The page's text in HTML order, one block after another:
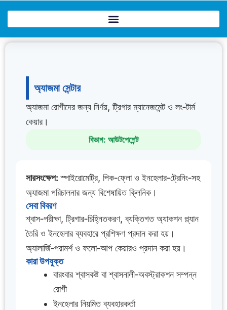
অ্যাজমা সেন্টার
অ্যাজমা রোগীদের জন্য নির্ণয়, ট্রিগার ম্যানেজমেন্ট ও লং‑টার্ম
কেয়ার।
বিভাগ: আউটপেশেন্ট
সারসংক্ষেপ: স্পাইরোমেট্রি, পিক‑ফ্লো ও ইনহেলার‑ট্রেনিং‑সহ
অ্যাজমা পরিচালনার জন্য বিশেষায়িত ক্লিনিক।
সেবা বিবরণ
শ্বাস‑পরীক্ষা, ট্রিগার‑চিহ্নিতকরণ, ব্যক্তিগত অ্যাকশন প্ল্যান
তৈরি ও ইনহেলার ব্যবহারে প্রশিক্ষণ প্রদান করা হয়।
অ্যালার্জি‑পরামর্শ ও ফলো‑আপ কেয়ারও প্রদান করা হয়।
কারা উপযুক্ত
বারংবার শ্বাসকষ্ট বা শ্বাসনালী‑অবস্ট্রাকশন সম্পন্ন
রোগী
ইনহেলার নিয়মিত ব্যবহারকর্তা